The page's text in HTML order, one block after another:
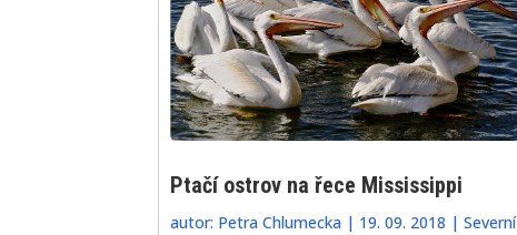
Ptačí ostrov na řece Mississippi
autor: Petra Chlumecka| 19. 09. 2018 | Severní